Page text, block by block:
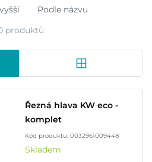
Podle názvu
produktů
Řezná hlava KW eco -
komplet
Kód produktu: 0032961009448
Skladem